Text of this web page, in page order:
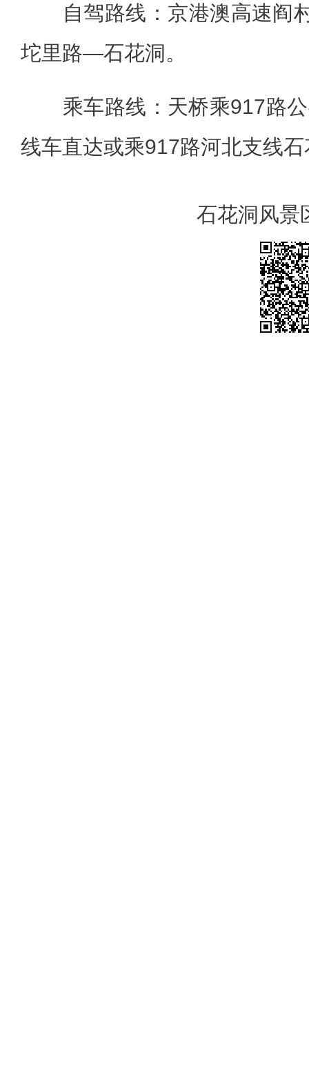
自驾路线：京港澳高速阎
坨里路—石花洞。
乘车路线：天桥乘917路公
线车直达或乘917路河北支线
石花洞风景